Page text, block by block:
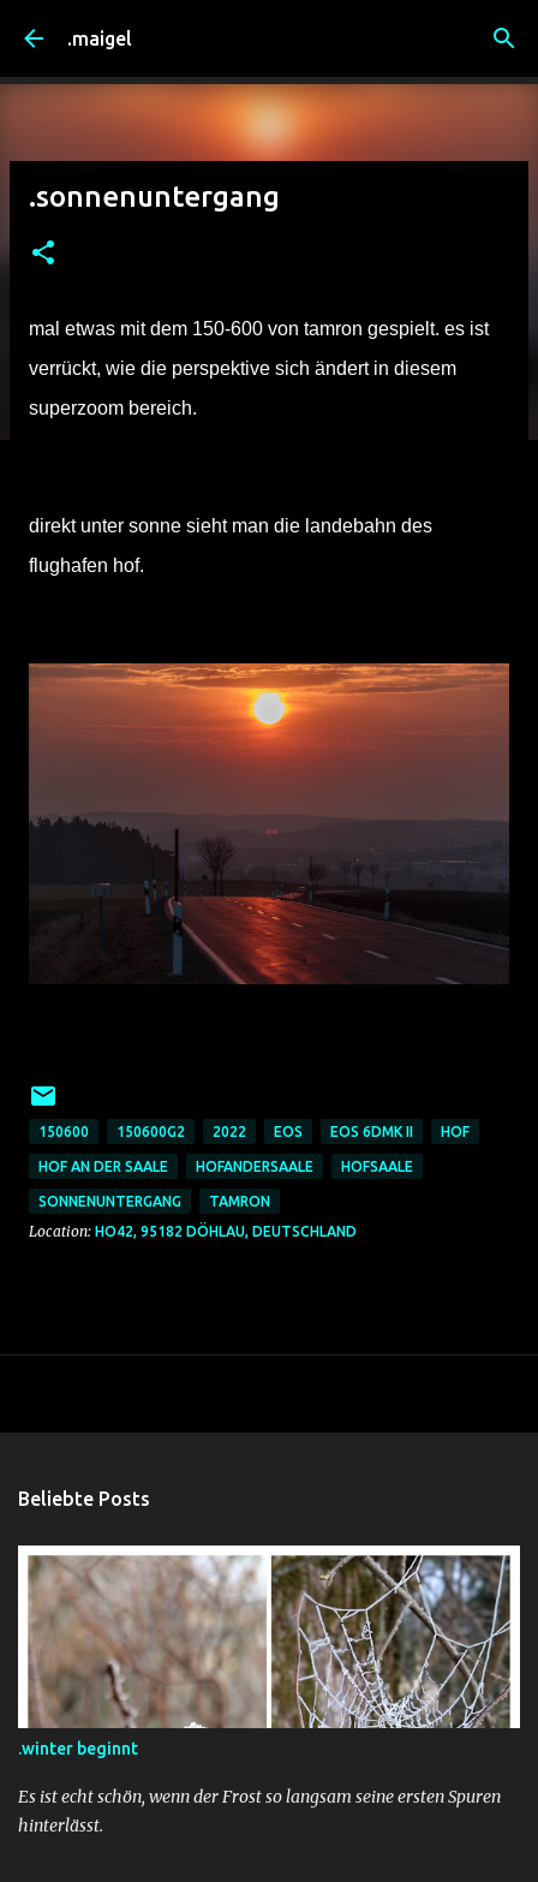
.maigel
.sonnenuntergang
mal etwas mit dem 150-600 von tamron gespielt. es ist
verrückt, wie die perspektive sich ändert in diesem
superzoom bereich.
direkt unter sonne sieht man die landebahn des
flughafen hof.
150600 150600G2 2022 EOS EOS 6DMK II HOF
HOF AN DER SAALE HOFANDERSAALE HOFSAALE
SONNENUNTERGANG TAMRON
Location: HO42, 95182 DÖHLAU, DEUTSCHLAND
Beliebte Posts
.winter beginnt
Es ist echt schön, wenn der Frost so langsam seine ersten Spuren
hinterlässt.